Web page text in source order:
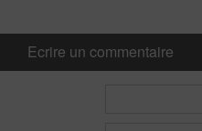
Ecrire un commentaire